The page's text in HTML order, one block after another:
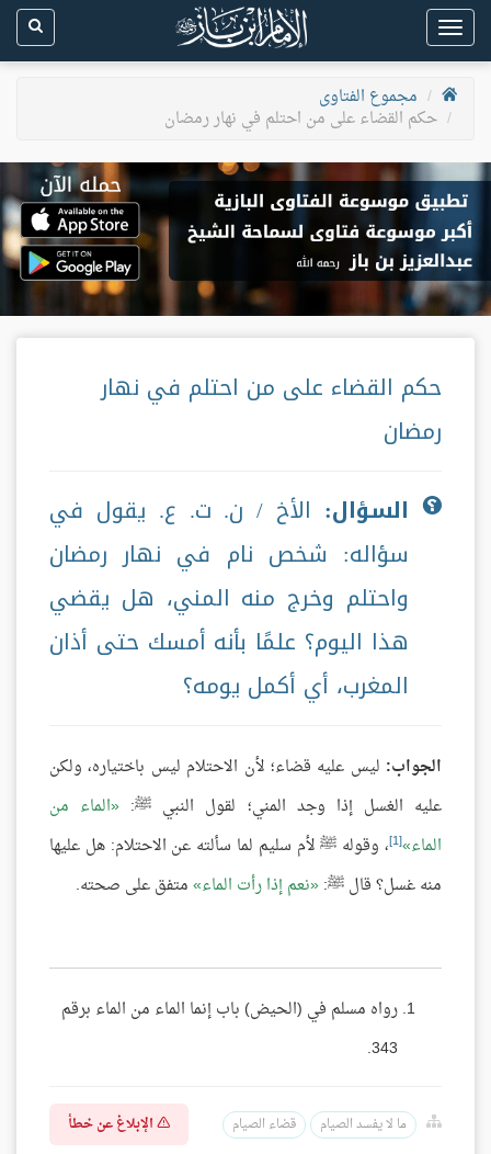
Toggle
navigation
مجموع الفتاوى
حكم القضاء على من احتلم في نهار رمضان
حكم القضاء على من احتلم في نهار
رمضان
السؤال: الأخ / ن. ت. ع. يقول في
سؤاله: شخص نام في نهار رمضان
واحتلم وخرج منه المني، هل يقضي
هذا اليوم؟ علمًا بأنه أمسك حتى أذان
المغرب، أي أكمل يومه؟
الجواب: ليس عليه قضاء؛ لأن الاحتلام ليس باختياره، ولكن
عليه الغسل إذا وجد المني؛ لقول النبي ﷺ:
الماء من
الماء [1] ، وقوله ﷺ لأم سليم لما سألته عن الاحتلام: هل عليها
منه غسل؟ قال ﷺ: نعم إذا رأت الماء متفق على صحته.
رواه مسلم في (الحيض) باب إنما الماء من الماء برقم
343.
ما لا يفسد الصيام قضاء الصيام الإبلاغ عن خطأ